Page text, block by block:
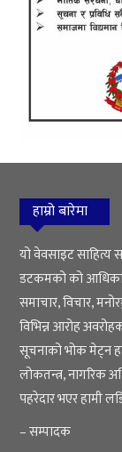
हाम्रो बारेमा
यो वेवसाइट साहित्य
डटकमको को
समाचार, विचार,
विभिन्न आरोह
सूचनाको भोक मेट्न
लोकतन्त्र, नागरिक
पहरेदार भएर हामी
– सम्पादक